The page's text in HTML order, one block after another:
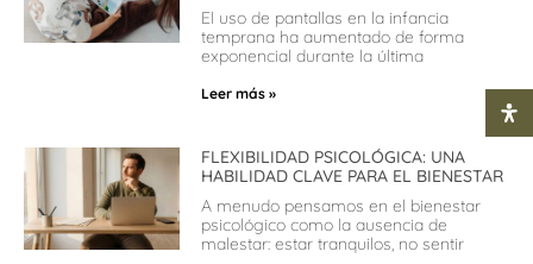
El uso de pantallas en la infancia
temprana ha aumentado de forma
exponencial durante la última
Leer más »
FLEXIBILIDAD PSICOLÓGICA: UNA
HABILIDAD CLAVE PARA EL BIENESTAR
A menudo pensamos en el bienestar
psicológico como la ausencia de
malestar: estar tranquilos, no sentir